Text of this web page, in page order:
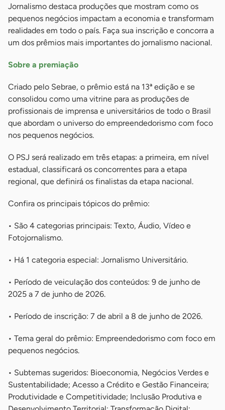
Jornalismo destaca produções que mostram como os
pequenos negócios impactam a economia e transformam
realidades em todo o país. Faça sua inscrição e concorra a
um dos prêmios mais importantes do jornalismo nacional.
Sobre a premiação
Criado pelo Sebrae, o prêmio está na 13ª edição e se
consolidou como uma vitrine para as produções de
profissionais de imprensa e universitários de todo o Brasil
que abordam o universo do empreendedorismo com foco
nos pequenos negócios.
O PSJ será realizado em três etapas: a primeira, em nível
estadual, classificará os concorrentes para a etapa
regional, que definirá os finalistas da etapa nacional.
Confira os principais tópicos do prêmio:
• São 4 categorias principais: Texto, Áudio, Vídeo e
Fotojornalismo.
• Há 1 categoria especial: Jornalismo Universitário.
• Período de veiculação dos conteúdos: 9 de junho de
2025 a 7 de junho de 2026.
• Período de inscrição: 7 de abril a 8 de junho de 2026.
• Tema geral do prêmio: Empreendedorismo com foco em
pequenos negócios.
• Subtemas sugeridos: Bioeconomia, Negócios Verdes e
Sustentabilidade; Acesso a Crédito e Gestão Financeira;
Produtividade e Competitividade; Inclusão Produtiva e